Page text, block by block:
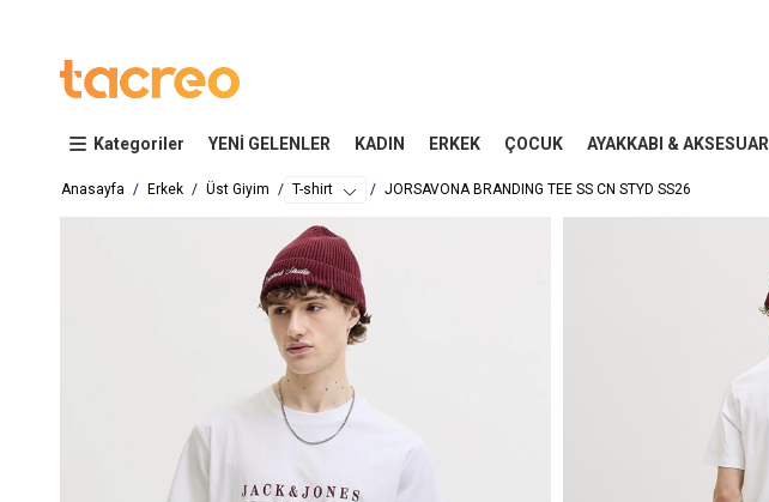
Kategoriler YENİ GELENLER KADIN ERKEK ÇOCUK AYAKKABI & AKSESUAR
JORSAVONA BRANDING TEE SS CN STYD SS26
T-shirt
Üst Giyim
Erkek
Anasayfa